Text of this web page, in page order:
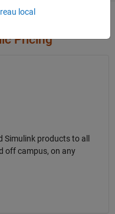
Pricing
Simulink products to all
off campus, on any
local